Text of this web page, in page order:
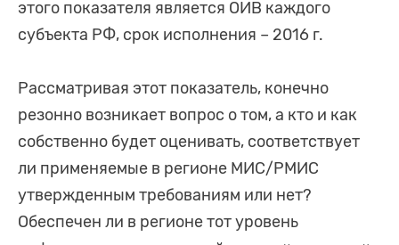
этого показателя является ОИВ каждого
субъекта РФ, срок исполнения – 2016 г.
Рассматривая этот показатель, конечно
резонно возникает вопрос о том, а кто и как
собственно будет оценивать, соответствует
ли применяемые в регионе МИС/РМИС
утвержденным требованиям или нет?
Обеспечен ли в регионе тот уровень